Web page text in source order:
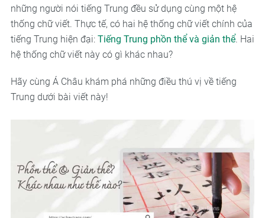
những người nói tiếng Trung đều sử dụng cùng một hệ
thống chữ viết. Thực tế, có hai hệ thống chữ viết chính của
tiếng Trung hiện đại: Tiếng Trung phồn thể và giản thể. Hai
hệ thống chữ viết này có gì khác nhau?
Hãy cùng Á Châu khám phá những điều thú vị về tiếng
Trung dưới bài viết này!